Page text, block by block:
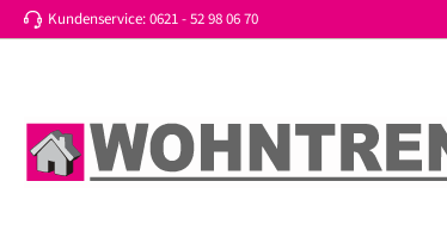
Hauptinhalt springen
Zur Suche springen
Zur Hauptnavigation springen
Kundenservice: 0621 - 52 98 06 70